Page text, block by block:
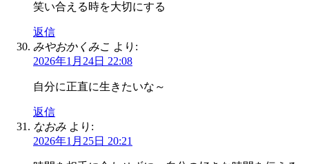
笑い合える時を大切にする
返信
みやおかくみこ より:
2026年1月24日 22:08
自分に正直に生きたいな～
返信
なおみ より:
2026年1月25日 20:21